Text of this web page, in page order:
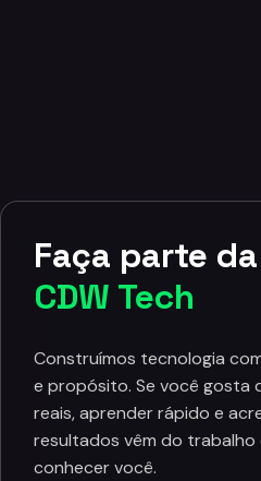
Faça parte da
CDW Tech
Construímos tecnologia
e propósito. Se você gosta
reais, aprender rápido e
resultados vêm do trabalho
conhecer você.